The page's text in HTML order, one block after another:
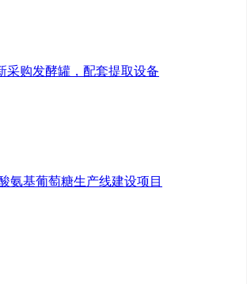
采购发酵罐，配套提取设备
氨基葡萄糖生产线建设项目